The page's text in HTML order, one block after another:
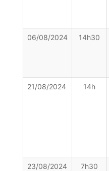
06/08/2024 14h30
21/08/2024 14h
23/08/2024 7h30